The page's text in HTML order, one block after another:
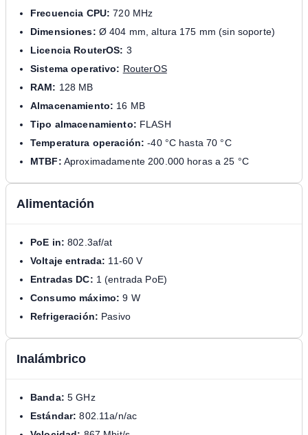
Frecuencia CPU: 720 MHz
Dimensiones: Ø 404 mm, altura 175 mm (sin soporte)
Licencia RouterOS: 3
Sistema operativo: RouterOS
RAM: 128 MB
Almacenamiento: 16 MB
Tipo almacenamiento: FLASH
Temperatura operación: -40 °C hasta 70 °C
MTBF: Aproximadamente 200.000 horas a 25 °C
Alimentación
PoE in: 802.3af/at
Voltaje entrada: 11-60 V
Entradas DC: 1 (entrada PoE)
Consumo máximo: 9 W
Refrigeración: Pasivo
Inalámbrico
Banda: 5 GHz
Estándar: 802.11a/n/ac